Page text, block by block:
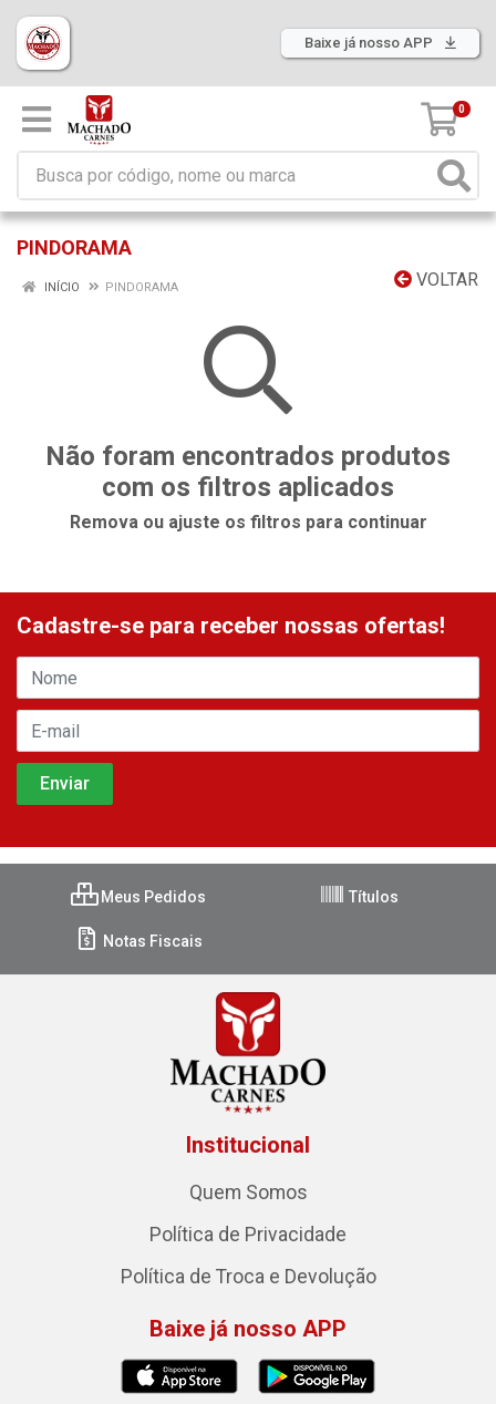
Baixe já nosso APP
0
PINDORAMA
VOLTAR
INÍCIO PINDORAMA
Não foram encontrados produtos
com os filtros aplicados
Remova ou ajuste os filtros para continuar
Cadastre-se para receber nossas ofertas!
Meus Pedidos Títulos
Notas Fiscais
Institucional
Quem Somos
Política de Privacidade
Política de Troca e Devolução
Baixe já nosso APP